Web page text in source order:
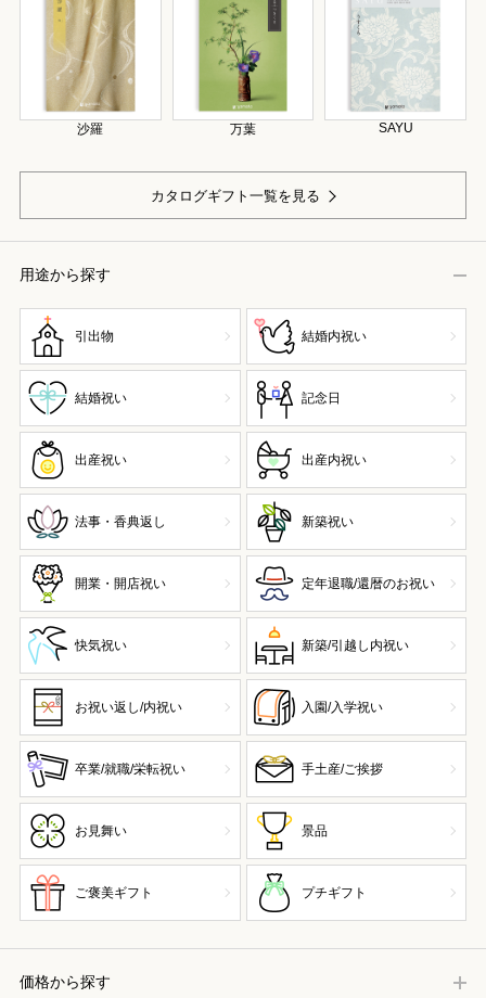
沙羅 万葉 SAYU
カタログギフト一覧を見る
用途から探す
引出物 結婚内祝い
結婚祝い 記念日
出産祝い 出産内祝い
法事・香典返し 新築祝い
開業・開店祝い 定年退職/還暦のお祝い
快気祝い 新築/引越し内祝い
お祝い返し/内祝い 入園/入学祝い
卒業/就職/栄転祝い 手土産/ご挨拶
お見舞い 景品
ご褒美ギフト プチギフト
価格から探す